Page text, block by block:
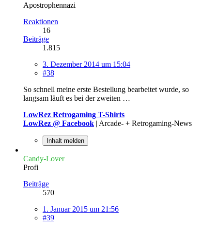
Apostrophennazi
Reaktionen
16
Beiträge
1.815
3. Dezember 2014 um 15:04
#38
So schnell meine erste Bestellung bearbeitet wurde, so
langsam läuft es bei der zweiten …
LowRez Retrogaming T-Shirts
LowRez @ Facebook | Arcade- + Retrogaming-News
Inhalt melden
Candy-Lover
Profi
Beiträge
570
1. Januar 2015 um 21:56
#39